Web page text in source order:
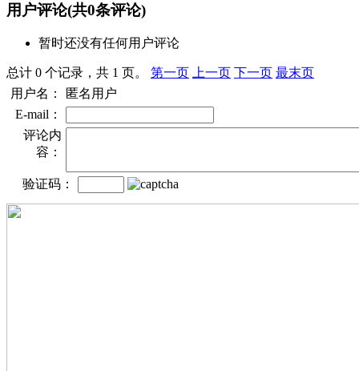
用户评论(共0条评论)
暂时还没有任何用户评论
总计 0 个记录，共 1 页。 第一页 上一页 下一页 最末页
用户名：
匿名用户
E-mail：
评论内
容：
验证码：